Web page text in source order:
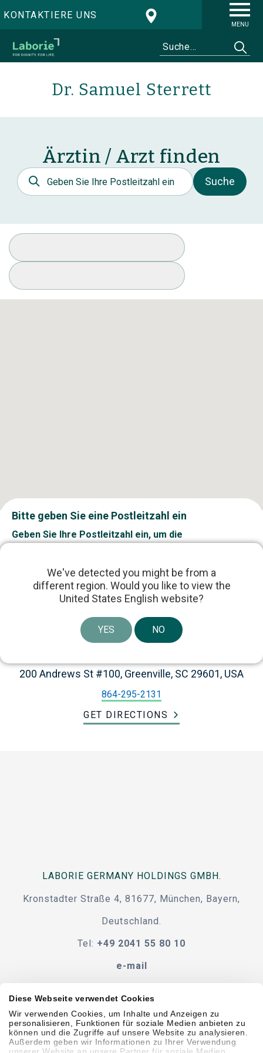
Diese Webseite verwendet Cookies
Wir verwenden Cookies, um Inhalte und Anzeigen zu
personalisieren, Funktionen für soziale Medien anbieten zu
können und die Zugriffe auf unsere Website zu analysieren.
Außerdem geben wir Informationen zu Ihrer Verwendung
KONTAKTIERE UNS
MENU
Dr. Samuel Sterrett
Ärztin / Arzt finden
Postleitzahl
Suche
Spezialität auswählen
Verfügbare Konditionen
Bitte geben Sie eine Postleitzahl ein
Geben Sie Ihre Postleitzahl ein, um die
Dr. Samuel Sterrett
200 Andrews St #100, Greenville, SC 29601, USA
864-295-2131
GET DIRECTIONS
LABORIE GERMANY HOLDINGS GMBH.
Kronstadter Straße 4, 81677, München, Bayern,
Deutschland.
Tel: +49 2041 55 80 10
e-mail
Verhaltenskodex BEDINGUNGEN UND KONDITIONEN
Zugänglichkeit
We've detected you might be from a
different region. Would you like to view the
United States English website?
YES NO